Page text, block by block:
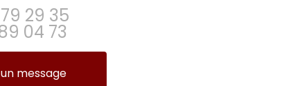
29 35
04 73
message